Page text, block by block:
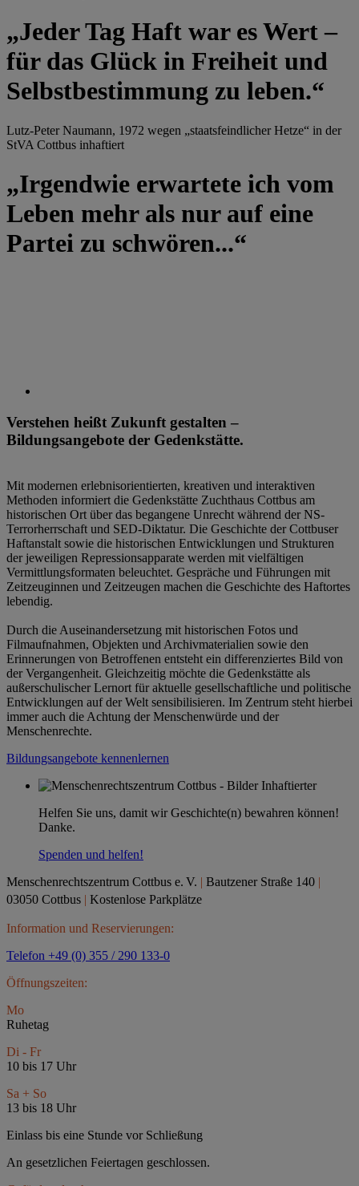
„Jeder Tag Haft war es Wert –
für das Glück in Freiheit und
Selbstbestimmung zu leben.“
Lutz-Peter Naumann, 1972 wegen „staatsfeindlicher Hetze“ in der
StVA Cottbus inhaftiert
„Irgendwie erwartete ich vom
Leben mehr als nur auf eine
Partei zu schwören...“
Verstehen heißt Zukunft gestalten –
Bildungsangebote der Gedenkstätte.
Mit modernen erlebnisorientierten, kreativen und interaktiven
Methoden informiert die Gedenkstätte Zuchthaus Cottbus am
historischen Ort über das begangene Unrecht während der NS-
Terrorherrschaft und SED-Diktatur. Die Geschichte der Cottbuser
Haftanstalt sowie die historischen Entwicklungen und Strukturen
der jeweiligen Repressionsapparate werden mit vielfältigen
Vermittlungsformaten beleuchtet. Gespräche und Führungen mit
Zeitzeuginnen und Zeitzeugen machen die Geschichte des Haftortes
lebendig.
Durch die Auseinandersetzung mit historischen Fotos und
Filmaufnahmen, Objekten und Archivmaterialien sowie den
Erinnerungen von Betroffenen entsteht ein differenziertes Bild von
der Vergangenheit. Gleichzeitig möchte die Gedenkstätte als
außerschulischer Lernort für aktuelle gesellschaftliche und politische
Entwicklungen auf der Welt sensibilisieren. Im Zentrum steht hierbei
immer auch die Achtung der Menschenwürde und der
Menschenrechte.
Bildungsangebote kennenlernen
Helfen Sie uns, damit wir Geschichte(n) bewahren können!
Danke.
Spenden und helfen!
Menschenrechtszentrum Cottbus e. V. | Bautzener Straße 140 |
03050 Cottbus | Kostenlose Parkplätze
Information und Reservierungen:
Telefon +49 (0) 355 / 290 133-0
Öffnungszeiten:
Mo
Ruhetag
Di - Fr
10 bis 17 Uhr
Sa + So
13 bis 18 Uhr
Einlass bis eine Stunde vor Schließung
An gesetzlichen Feiertagen geschlossen.